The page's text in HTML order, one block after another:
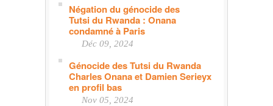
Négation du génocide des
Tutsi du Rwanda : Onana
condamné à Paris
Déc 09, 2024
Génocide des Tutsi du Rwanda
Charles Onana et Damien Serieyx
en profil bas
Nov 05, 2024